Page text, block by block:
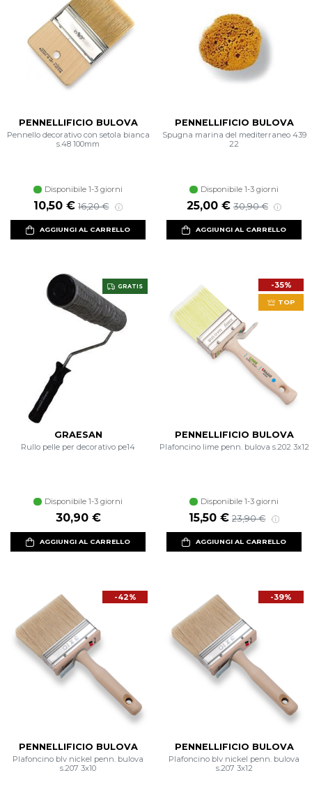
PENNELLIFICIO BULOVA
Pennello decorativo con setola bianca
s.48 100mm
Disponibile 1-3 giorni
10,50 € 16,20 €
AGGIUNGI AL CARRELLO
PENNELLIFICIO BULOVA
Spugna marina del mediterraneo 439
22
Disponibile 1-3 giorni
25,00 € 30,90 €
AGGIUNGI AL CARRELLO
GRATIS
GRAESAN
Rullo pelle per decorativo pe14
Disponibile 1-3 giorni
30,90 €
AGGIUNGI AL CARRELLO
-35%
TOP
PENNELLIFICIO BULOVA
Plafoncino lime penn. bulova s.202 3x12
Disponibile 1-3 giorni
15,50 € 23,90 €
AGGIUNGI AL CARRELLO
-42%
PENNELLIFICIO BULOVA
Plafoncino blv nickel penn. bulova
s.207 3x10
-39%
PENNELLIFICIO BULOVA
Plafoncino blv nickel penn. bulova
s.207 3x12